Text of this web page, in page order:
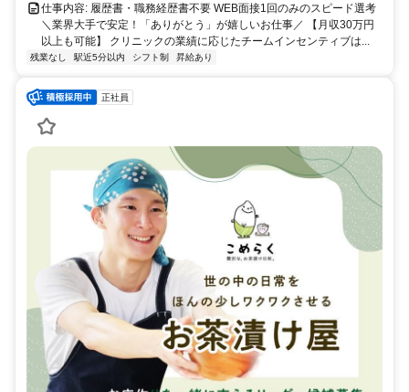
仕事内容: 履歴書・職務経歴書不要 WEB面接1回のみのスピード選考
＼業界大手で安定！「ありがとう」が嬉しいお仕事／ 【月収30万円
以上も可能】 クリニックの業績に応じたチームインセンティブは...
残業なし 駅近5分以内 シフト制 昇給あり
正社員